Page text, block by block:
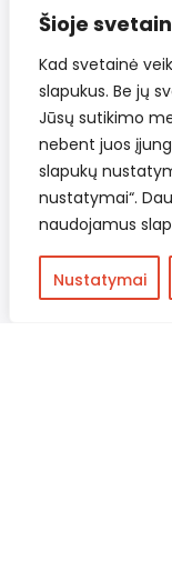
Šioje
Kad svetainė
slapukus. Be jų
Jūsų sutikimo
nebent juos
slapukų
nustatymai“.
naudojamus
Nustatymai
Nuorodos
Bendrosios taisyklės
Pristatymas ir
Privatumo politika
Kontaktai
Prenumeruokite